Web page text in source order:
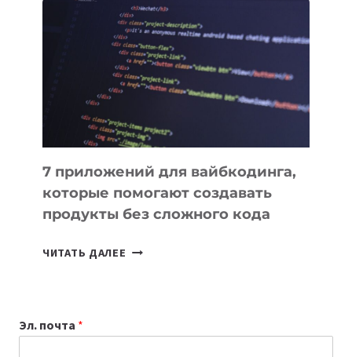
ПОЛЕЗНЫХ
ИНСТРУМЕНТОВ
ДЛЯ
РАБОТЫ
7 приложений для вайбкодинга,
которые помогают создавать
продукты без сложного кода
ЧИТАТЬ ДАЛЕЕ
Эл. почта *